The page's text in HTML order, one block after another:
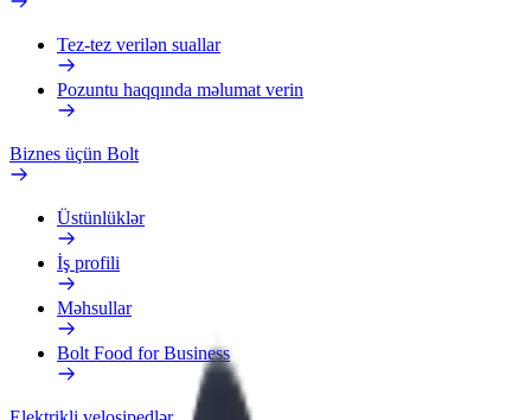
Tez-tez verilən suallar
Pozuntu haqqında məlumat verin
Biznes üçün Bolt
Üstünlüklər
İş profili
Məhsullar
Bolt Food for Business